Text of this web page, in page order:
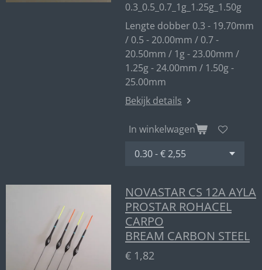
0.3_0.5_0.7_1g_1.25g_1.50g
Lengte dobber 0.3 - 19.70mm
/ 0.5 - 20.00mm / 0.7 -
20.50mm / 1g - 23.00mm /
1.25g - 24.00mm / 1.50g -
25.00mm
Bekijk details
In winkelwagen
NOVASTAR CS 12A AYLA
PROSTAR ROHACEL
CARPO
BREAM CARBON STEEL
€ 1,82